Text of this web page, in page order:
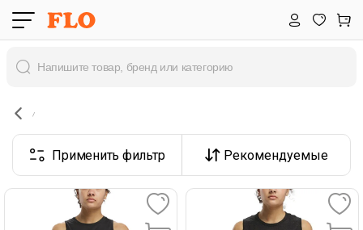
Применить фильтр Рекомендуемые